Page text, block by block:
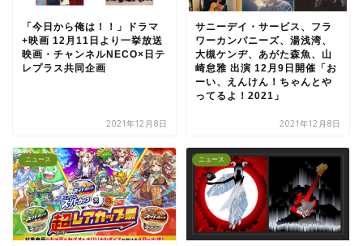
「今日から俺は！！」ドラマ
+映画 12月11日より一挙放送
映画・チャンネルNECO×日テ
レプラス共同企画
2021年12月8日
サニーデイ・サービス、フラ
ワーカンパニーズ、湯浅湾、
大槻ケンヂ、あがた森魚、山
崎怠雅 出演 12月9日開催「お
ーい、えんけん！ちゃんとや
ってるよ！2021」
2021年12月8日
ニュース ニュース